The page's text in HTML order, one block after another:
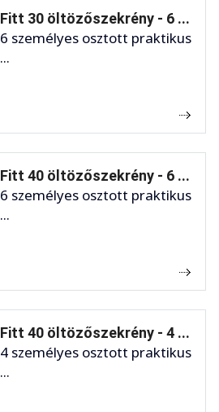
Fitt 30 öltözőszekrény - 6 ...
6 személyes osztott praktikus
...
Fitt 40 öltözőszekrény - 6 ...
6 személyes osztott praktikus
...
Fitt 40 öltözőszekrény - 4 ...
4 személyes osztott praktikus
...